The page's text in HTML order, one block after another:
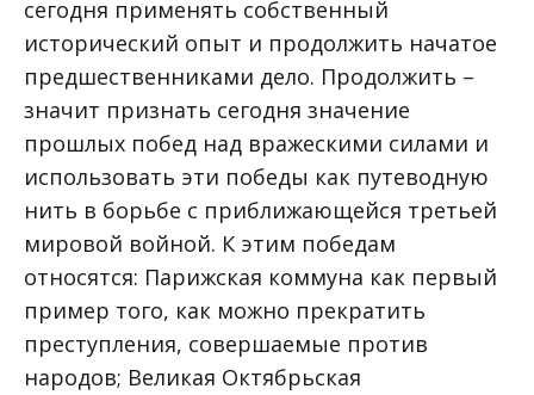
сегодня применять собственный
исторический опыт и продолжить начатое
предшественниками дело. Продолжить –
значит признать сегодня значение
прошлых побед над вражескими силами и
использовать эти победы как путеводную
нить в борьбе с приближающейся третьей
мировой войной. К этим победам
относятся: Парижская коммуна как первый
пример того, как можно прекратить
преступления, совершаемые против
народов; Великая Октябрьская